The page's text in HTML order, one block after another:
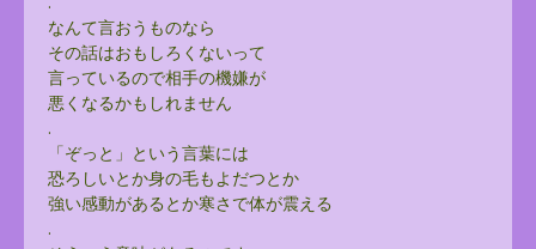
なんて言おうものなら
その話はおもしろくないって
言っているので相手の機嫌が
悪くなるかもしれません
.
「ぞっと」という言葉には
恐ろしいとか身の毛もよだつとか
強い感動があるとか寒さで体が震える
.